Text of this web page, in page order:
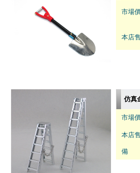
市場
本店
仿真
市場
本店
備